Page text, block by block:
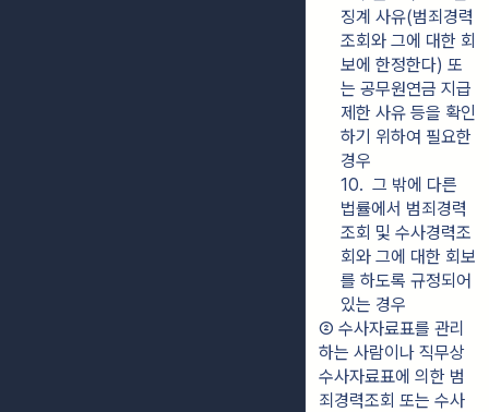
징계 사유(범죄경력
조회와 그에 대한 회
보에 한정한다) 또
는 공무원연금 지급
제한 사유 등을 확인
하기 위하여 필요한
경우
10.  그 밖에 다른
법률에서 범죄경력
조회 및 수사경력조
회와 그에 대한 회보
를 하도록 규정되어
있는 경우
② 수사자료표를 관리
하는 사람이나 직무상
수사자료표에 의한 범
죄경력조회 또는 수사